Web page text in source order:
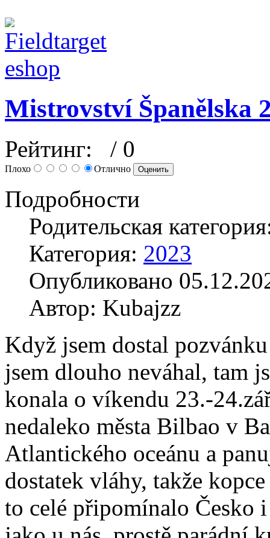
Mistrovství Španělska
Рейтинг: / 0
Плохо Отлично
Подробности
Родительская
Категория: 2023
Опубликовано
Автор: Kubajzz
Když jsem dostal
jsem dlouho neváhal, tam
konala o víkendu 23.-
nedaleko města Bilbao v
Atlantického oceánu a
dostatek vláhy, takže
to celé připomínalo Česko